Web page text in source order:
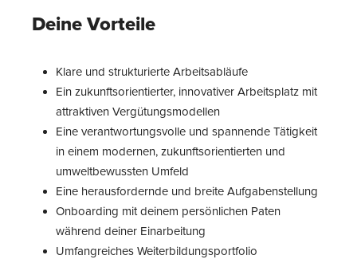
Deine Vorteile
Klare und strukturierte Arbeitsabläufe
Ein zukunftsorientierter, innovativer Arbeitsplatz mit
attraktiven Vergütungsmodellen
Eine verantwortungsvolle und spannende Tätigkeit
in einem modernen, zukunftsorientierten und
umweltbewussten Umfeld
Eine herausfordernde und breite Aufgabenstellung
Onboarding mit deinem persönlichen Paten
während deiner Einarbeitung
Umfangreiches Weiterbildungsportfolio